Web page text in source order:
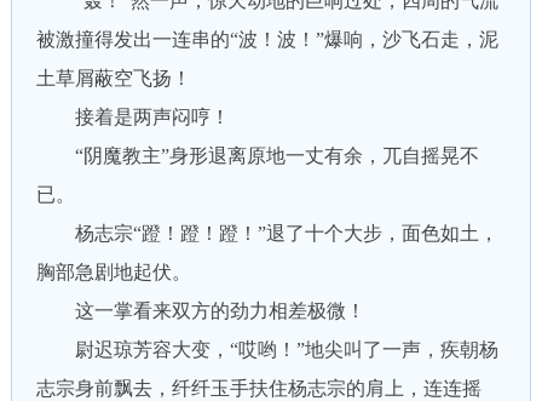
被激撞得发出一连串的“波！波！”爆响，沙飞石走，泥
土草屑蔽空飞扬！
接着是两声闷哼！
“阴魔教主”身形退离原地一丈有余，兀自摇晃不
已。
杨志宗“蹬！蹬！蹬！”退了十个大步，面色如土，
胸部急剧地起伏。
这一掌看来双方的劲力相差极微！
尉迟琼芳容大变，“哎哟！”地尖叫了一声，疾朝杨
志宗身前飘去，纤纤玉手扶住杨志宗的肩上，连连摇